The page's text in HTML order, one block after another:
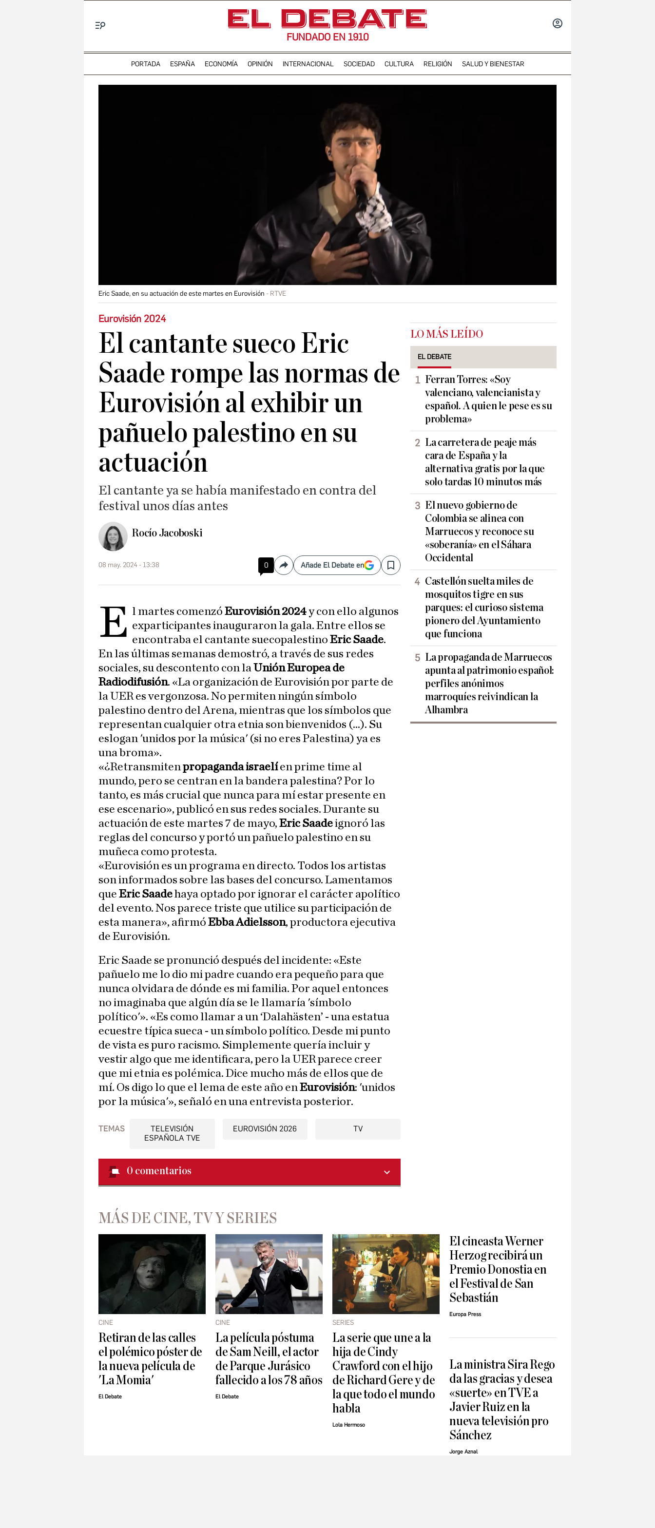
FUNDADO EN 1910
PORTADA ESPAÑA ECONOMÍA OPINIÓN INTERNACIONAL SOCIEDAD CULTURA RELIGIÓN SALUD Y BIENESTAR
Eric Saade, en su actuación de este martes en Eurovisión RTVE
Eurovisión 2024
El cantante sueco Eric
Saade rompe las normas de
Eurovisión al exhibir un
pañuelo palestino en su
actuación
El cantante ya se había manifestado en contra del
festival unos días antes
Rocío Jacoboski
08 may. 2024 - 13:38 0 CompartirAñade El Debate en Save
E l martes comenzó Eurovisión 2024y con ello algunos
exparticipantes inauguraron la gala. Entre ellos se
encontraba el cantante suecopalestino Eric Saade.
En las últimas semanas demostró, a través de sus redes
sociales, su descontento con laUnión Europea de
Radiodifusión. «La organización de Eurovisión por parte de
la UER es vergonzosa. No permiten ningún símbolo
palestino dentro del Arena, mientras que los símbolos que
representan cualquier otra etnia son bienvenidos (...). Su
eslogan 'unidos por la música' (si no eres Palestina) ya es
una broma».
«¿Retransmitenpropaganda israelíen prime time al
mundo, pero se centran en la bandera palestina? Por lo
tanto, es más crucial que nunca para mí estar presente en
ese escenario», publicó en sus redes sociales. Durante su
actuación de este martes 7 de mayo, Eric Saadeignoró las
reglas del concurso y portó un pañuelo palestino en su
muñeca como protesta.
«Eurovisión es un programa en directo. Todos los artistas
son informados sobre las bases del concurso. Lamentamos
que Eric Saadehaya optado por ignorar el carácter apolítico
del evento. Nos parece triste que utilice su participación de
esta manera», afirmó Ebba Adielsson, productora ejecutiva
de Eurovisión.
Eric Saade se pronunció después del incidente: «Este
pañuelo me lo dio mi padre cuando era pequeño para que
nunca olvidara de dónde es mi familia. Por aquel entonces
no imaginaba que algún día se le llamaría 'símbolo
político'». «Es como llamar a un ‘Dalahästen’ - una estatua
ecuestre típica sueca - un símbolo político. Desde mi punto
de vista es puro racismo. Simplemente quería incluir y
vestir algo que me identificara, pero la UER parece creer
que mi etnia es polémica. Dice mucho más de ellos que de
mí. Os digo lo que el lema de este año enEurovisión: 'unidos
por la música'», señaló en una entrevista posterior.
TEMAS
TELEVISIÓN
ESPAÑOLA TVE
EUROVISIÓN 2026 TV
0 comentarios
LO MÁS LEÍDO
EL DEBATE
Ferran Torres: «Soy
valenciano, valencianista y
español. A quien le pese es su
problema»
La carretera de peaje más
cara de España y la
alternativa gratis por la que
solo tardas 10 minutos más
El nuevo gobierno de
Colombia se alinea con
Marruecos y reconoce su
«soberanía» en el Sáhara
Occidental
Castellón suelta miles de
mosquitos tigre en sus
parques: el curioso sistema
pionero del Ayuntamiento
que funciona
La propaganda de Marruecos
apunta al patrimonio español:
perfiles anónimos
marroquíes reivindican la
Alhambra
MÁS DE CINE, TV Y SERIES
CINE
Retiran de las calles
el polémico póster de
la nueva película de
'La Momia'
El Debate
CINE
La película póstuma
de Sam Neill, el actor
de Parque Jurásico
fallecido a los 78 años
El Debate
SERIES
La serie que une a la
hija de Cindy
Crawford con el hijo
de Richard Gere y de
la que todo el mundo
habla
Lola Hermoso
El cineasta Werner
Herzog recibirá un
Premio Donostia en
el Festival de San
Sebastián
Europa Press
La ministra Sira Rego
da las gracias y desea
«suerte» en TVE a
Javier Ruiz en la
nueva televisión pro
Sánchez
Jorge Aznal